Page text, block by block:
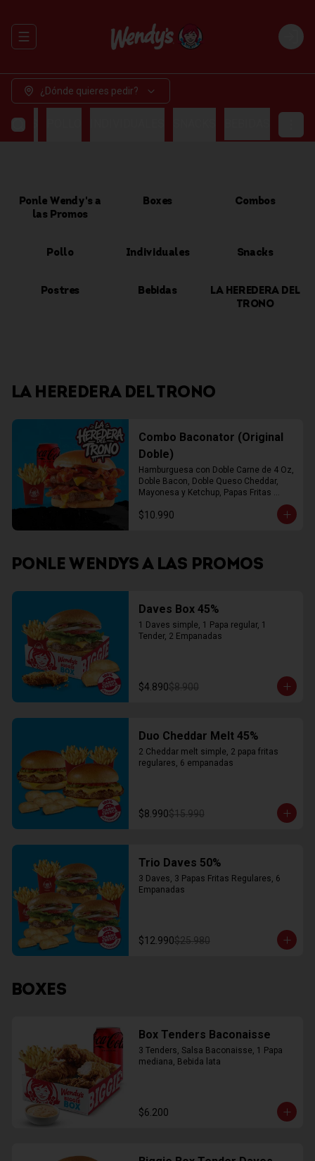
Abrir menu de navegación Login
¿Dónde quieres pedir?
Ponle Wendy's a
las Promos
Boxes Combos
Pollo Individuales Snacks
Postres Bebidas
LA HEREDERA DEL
TRONO
LA HEREDERA DEL TRONO
Combo Baconator (Original
Doble)
Hamburguesa con Doble Carne de 4 Oz,
Doble Bacon, Doble Queso Cheddar,
Mayonesa y Ketchup, Papas Fritas
$10.990
PONLE WENDYS A LAS PROMOS
Daves Box 45%
1 Daves simple, 1 Papa regular, 1
Tender, 2 Empanadas
$4.890$8.900
Duo Cheddar Melt 45%
2 Cheddar melt simple, 2 papa fritas
regulares, 6 empanadas
$8.990$15.990
Trio Daves 50%
3 Daves, 3 Papas Fritas Regulares, 6
Empanadas
$12.990$25.980
BOXES
Box Tenders Baconaisse
3 Tenders, Salsa Baconaisse, 1 Papa
mediana, Bebida lata
$6.200